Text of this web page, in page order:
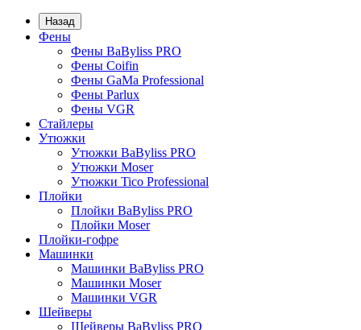
Назад
Фены
Фены BaByliss PRO
Фены Coifin
Фены GaMa Professional
Фены Parlux
Фены VGR
Стайлеры
Утюжки
Утюжки BaByliss PRO
Утюжки Moser
Утюжки Tico Professional
Плойки
Плойки BaByliss PRO
Плойки Moser
Плойки-гофре
Машинки
Машинки BaByliss PRO
Машинки Moser
Машинки VGR
Шейверы
Шейверы BaByliss PRO